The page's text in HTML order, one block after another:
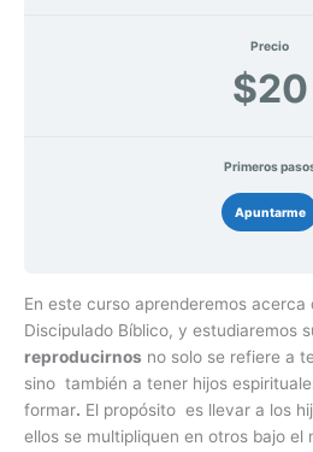
Precio
$20
Primeros
Apuntarme
En este curso aprenderemos acerca
Discipulado Bíblico, y estudiaremos
reproducirnos no solo se refiere a
sino también a tener hijos
formar. El propósito es llevar a los
ellos se multipliquen en otros bajo el